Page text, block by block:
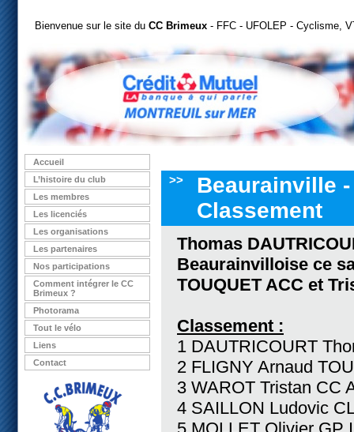
Bienvenue sur le site du CC Brimeux - FFC - UFOLEP - Cyclisme,
Accueil
L’histoire du club
Les membres
Les licenciés
Les organisations
Les partenaires
Nos participations
Comment intégrer le CC
Brimeux ?
Photorama
Tout le vélo
Liens
Contact
>>
Beaurainville
Classement
Thomas
Beaurainvilloise ce
TOUQUET ACC et
Classement :
1 DAUTRICOURT
2 FLIGNY Arnaud
3 WAROT Tristan CC
4 SAILLON Ludovic